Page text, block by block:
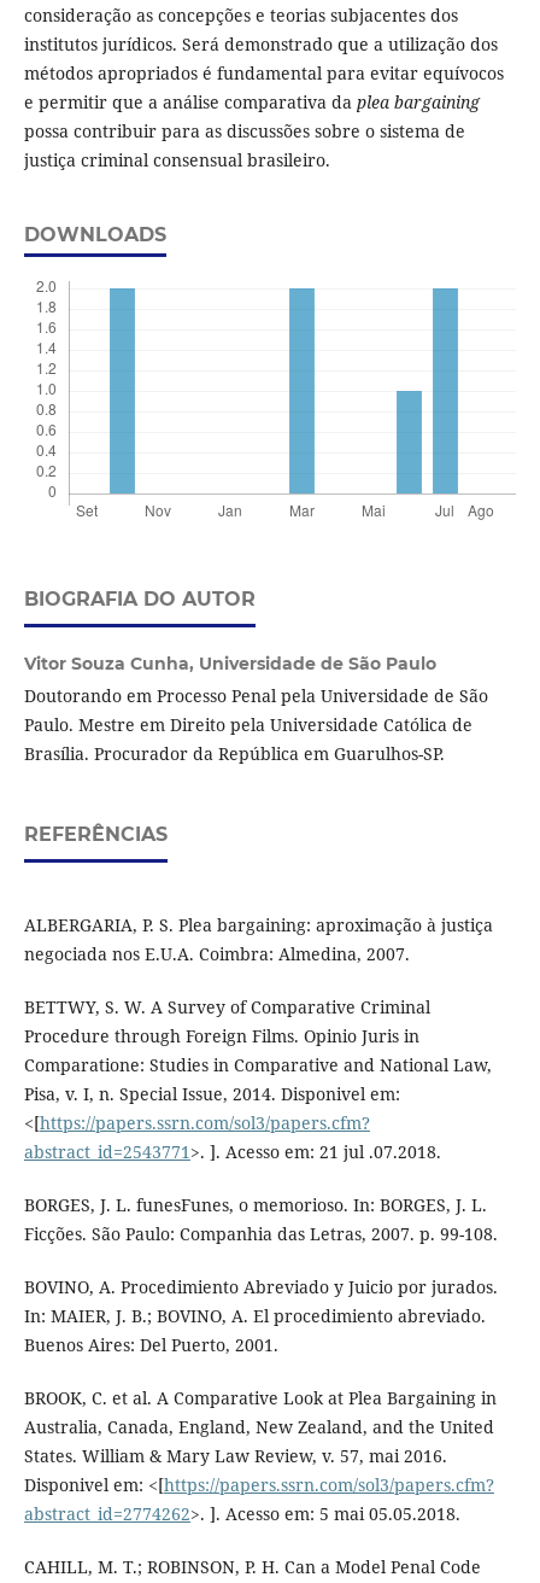
consideração as concepções e teorias subjacentes dos
institutos jurídicos. Será demonstrado que a utilização dos
métodos apropriados é fundamental para evitar equívocos
e permitir que a análise comparativa da plea bargaining
possa contribuir para as discussões sobre o sistema de
justiça criminal consensual brasileiro.
DOWNLOADS
BIOGRAFIA DO AUTOR
Vitor Souza Cunha, Universidade de São Paulo
Doutorando em Processo Penal pela Universidade de São
Paulo. Mestre em Direito pela Universidade Católica de
Brasília. Procurador da República em Guarulhos-SP.
REFERÊNCIAS
ALBERGARIA, P. S. Plea bargaining: aproximação à justiça
negociada nos E.U.A. Coimbra: Almedina, 2007.
BETTWY, S. W. A Survey of Comparative Criminal
Procedure through Foreign Films. Opinio Juris in
Comparatione: Studies in Comparative and National Law,
Pisa, v. I, n. Special Issue, 2014. Disponivel em:
<[https://papers.ssrn.com/sol3/papers.cfm?
abstract_id=2543771>. ]. Acesso em: 21 jul .07.2018.
BORGES, J. L. funesFunes, o memorioso. In: BORGES, J. L.
Ficções. São Paulo: Companhia das Letras, 2007. p. 99-108.
BOVINO, A. Procedimiento Abreviado y Juicio por jurados.
In: MAIER, J. B.; BOVINO, A. El procedimiento abreviado.
Buenos Aires: Del Puerto, 2001.
BROOK, C. et al. A Comparative Look at Plea Bargaining in
Australia, Canada, England, New Zealand, and the United
States. William & Mary Law Review, v. 57, mai 2016.
Disponivel em: <[https://papers.ssrn.com/sol3/papers.cfm?
abstract_id=2774262>. ]. Acesso em: 5 mai 05.05.2018.
CAHILL, M. T.; ROBINSON, P. H. Can a Model Penal Code